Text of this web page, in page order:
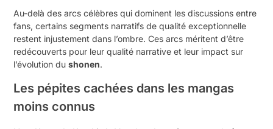
Au-delà des arcs célèbres qui dominent les discussions entre
fans, certains segments narratifs de qualité exceptionnelle
restent injustement dans l’ombre. Ces arcs méritent d’être
redécouverts pour leur qualité narrative et leur impact sur
l’évolution dushonen.
Les pépites cachées dans les mangas
moins connus